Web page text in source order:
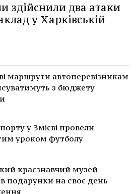
здійснили два атаки
у Харківській
маршрути автоперевізникам
з бюджету
у Змієві провели
уроком футболу
краєзнавчий музей
подарунки на своє день